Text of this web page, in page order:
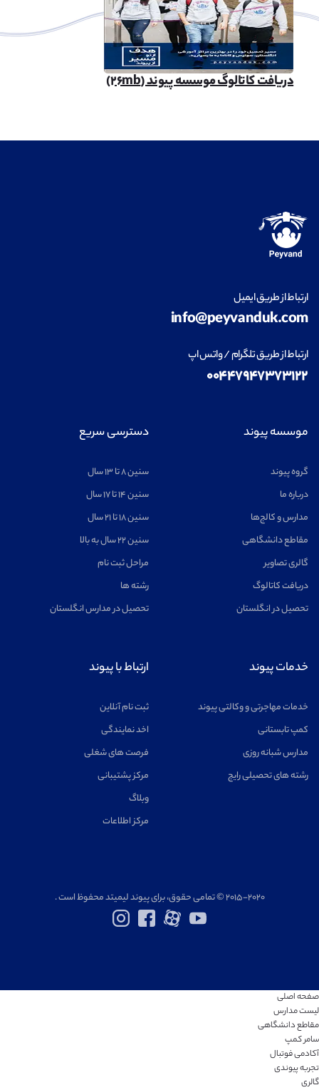
دریافت کاتالوگ موسسه پیوند (۲۶mb)
ارتباط از طریق ایمیل
info@peyvanduk.com
ارتباط از طریق تلگرام / واتس اپ
۰۰۴۴۷۹۴۷۳۷۳۱۲۲
موسسه پیوند
گروه پیوند
درباره ما
مدارس و کالج‌ها
مقاطع دانشگاهی
گالری تصاویر
دریافت کاتالوگ
تحصیل در انگلستان
دسترسی سریع
سنین ۸ تا ۱۳ سال
سنین ۱۴ تا ۱۷ سال
سنین ۱۸ تا ۲۱ سال
سنین ۲۲ سال به بالا
مراحل ثبت نام
رشته ها
تحصیل در مدارس انگلستان
خدمات پیوند
خدمات مهاجرتی و وکالتی پیوند
کمپ تابستانی
مدارس شبانه روزی
رشته های تحصیلی رایج
ارتباط با پیوند
ثبت نام آنلاین
اخد نمایندگی
فرصت های شغلی
مرکز پشتیبانی
وبلاگ
مرکز اطلاعات
۲۰۱۵-۲۰۲۰ © تمامی حقوق، برای پیوند لیمیتد محفوظ است .
صفحه اصلی
لیست مدارس
مقاطع دانشگاهی
سامر کمپ
آکادمی فوتبال
تجربه پیوندی
گالری